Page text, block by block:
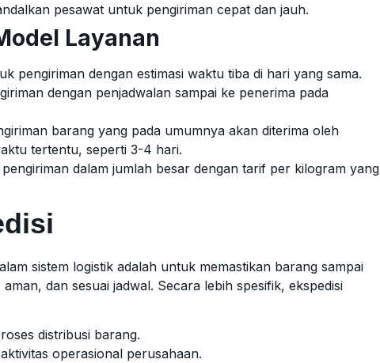
pesawat untuk pengiriman cepat dan jauh.
Layanan
pengiriman dengan estimasi waktu tiba di hari yang sama.
dengan penjadwalan sampai ke penerima pada
barang yang pada umumnya akan diterima oleh
tertentu, seperti 3-4 hari.
dalam jumlah besar dengan tarif per kilogram yang
sistem logistik adalah untuk memastikan barang sampai
dan sesuai jadwal. Secara lebih spesifik, ekspedisi
distribusi barang.
operasional perusahaan.